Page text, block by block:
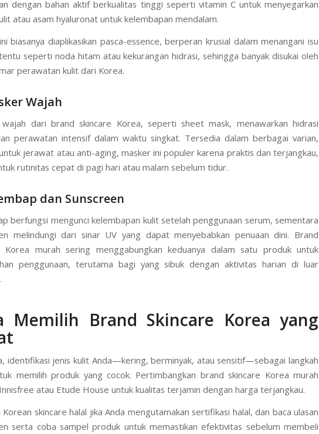
dengan bahan aktif berkualitas tinggi seperti vitamin C untuk menyegarkan
atau asam hyaluronat untuk kelembapan mendalam.
seperti noda hitam atau kekurangan hidrasi, sehingga banyak disukai oleh
perawatan kulit dari Korea.
Wajah
dari brand skincare Korea, seperti sheet mask, menawarkan hidrasi
jerawat atau anti-aging, masker ini populer karena praktis dan terjangkau,
rutinitas cepat di pagi hari atau malam sebelum tidur.
dan Sunscreen
berfungsi mengunci kelembapan kulit setelah penggunaan serum, sementara
melindungi dari sinar UV yang dapat menyebabkan penuaan dini. Brand
Memilih Brand Skincare Korea yang
memilih produk yang cocok. Pertimbangkan brand skincare Korea murah
atau Etude House untuk kualitas terjamin dengan harga terjangkau.